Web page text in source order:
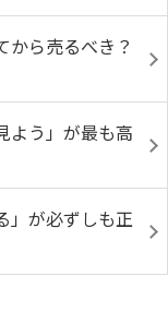
ら売るべき？
よう」が最も高
」が必ずしも正